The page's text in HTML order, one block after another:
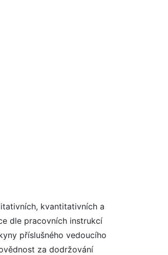
kvantitativních a
dle pracovních instrukcí
příslušného vedoucího
za dodržování